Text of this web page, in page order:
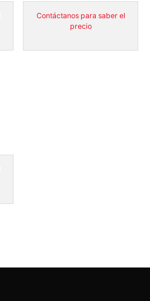
Contáctanos para saber el
precio